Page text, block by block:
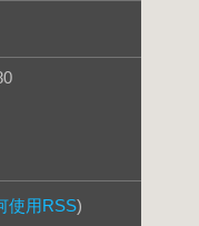
使用RSS)